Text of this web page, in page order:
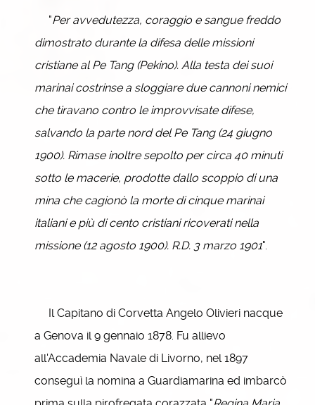
"Per avvedutezza, coraggio e sangue freddo
dimostrato durante la difesa delle missioni
cristiane al Pe Tang (Pekino). Alla testa dei suoi
marinai costrinse a sloggiare due cannoni nemici
che tiravano contro le improvvisate difese,
salvando la parte nord del Pe Tang (24 giugno
1900). Rimase inoltre sepolto per circa 40 minuti
sotto le macerie, prodotte dallo scoppio di una
mina che cagionò la morte di cinque marinai
italiani e più di cento cristiani ricoverati nella
missione (12 agosto 1900). R.D. 3 marzo 1901".
Il Capitano di Corvetta Angelo Olivieri nacque
a Genova il 9 gennaio 1878. Fu allievo
all'Accademia Navale di Livorno, nel 1897
conseguì la nomina a Guardiamarina ed imbarcò